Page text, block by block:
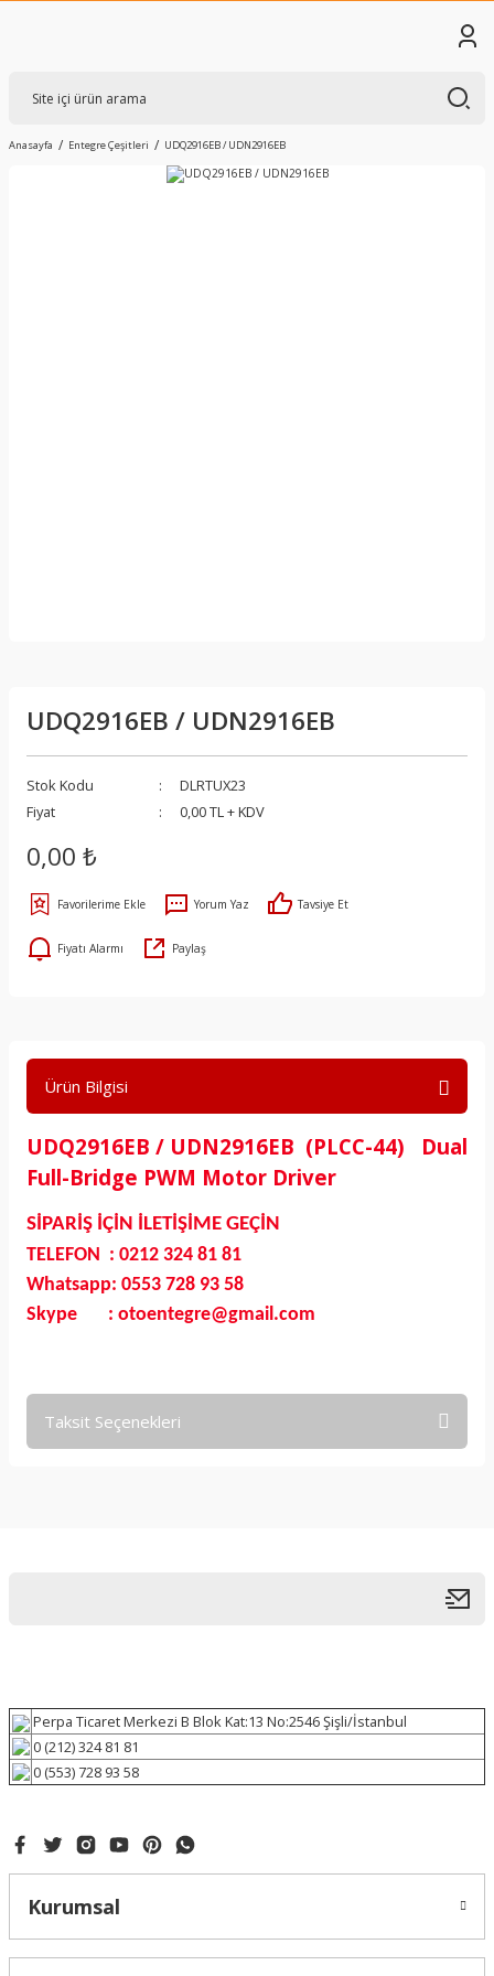
Anasayfa Entegre Çeşitleri UDQ2916EB / UDN2916EB
UDQ2916EB / UDN2916EB
Stok Kodu
DLRTUX23
Fiyat
0,00 TL + KDV
0,00 ₺
Yorum Yaz Tavsiye Et
Fiyatı Alarmı Paylaş
Ürün Bilgisi
UDQ2916EB / UDN2916EB (PLCC-44) Dual
Full-Bridge PWM Motor Driver
SİPARİŞ İÇİN İLETİŞİME GEÇİN
TELEFON : 0212 324 81 81
Whatsapp: 0553 728 93 58
Skype : otoentegre@gmail.com
Taksit Seçenekleri
Perpa Ticaret Merkezi B Blok Kat:13 No:2546 Şişli/İstanbul
0 (212) 324 81 81
0 (553) 728 93 58
Kurumsal